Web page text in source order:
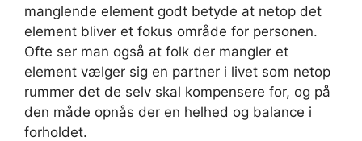
manglende element godt betyde at netop det
element bliver et fokus område for personen.
Ofte ser man også at folk der mangler et
element vælger sig en partner i livet som netop
rummer det de selv skal kompensere for, og på
den måde opnås der en helhed og balance i
forholdet.